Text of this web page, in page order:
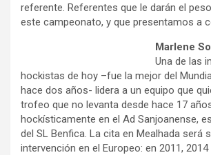
referente. Referentes que le darán el
este campeonato, y que presentamos a
Marlene
Una de las
hockistas de hoy –fue la mejor del
hace dos años- lidera a un equipo que
trofeo que no levanta desde hace 17
hockísticamente en el Ad Sanjoanense,
del SL Benfica. La cita en Mealhada será
intervención en el Europeo: en 2011,